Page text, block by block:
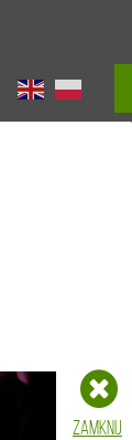
Zamknij